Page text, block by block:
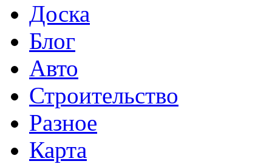
Доска
Блог
Авто
Строительство
Разное
Карта